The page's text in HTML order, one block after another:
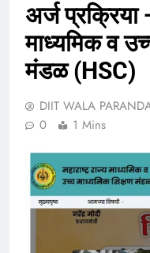
अर्ज प्रक्रिया
माध्यमिक व
मंडळ (HSC)
DIIT WALA
0
1 Mins